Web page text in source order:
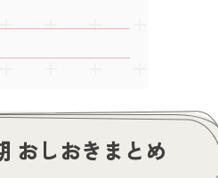
おしおきまとめ